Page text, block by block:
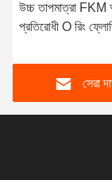
উচ্চ তাপমাত্রা FKM
প্রতিরোধী O রিং
সেরা